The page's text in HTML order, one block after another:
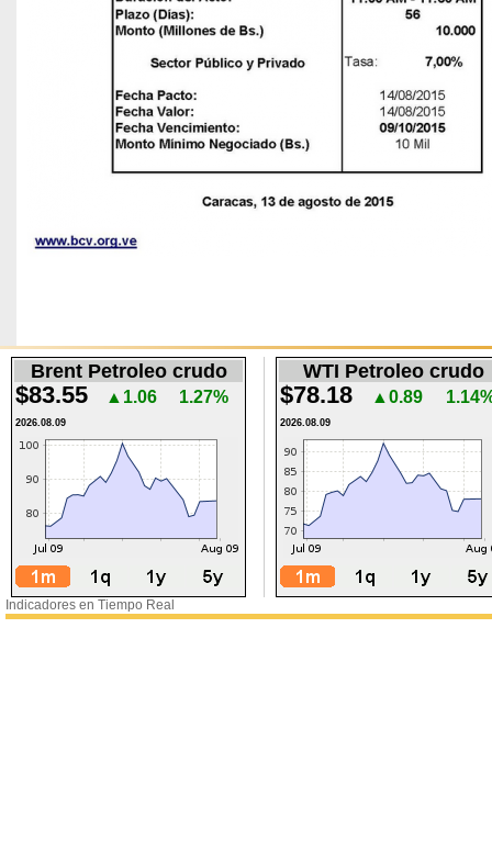
Brent Petroleo crudo
$83.55 ▲1.06 1.27%
2026.08.09
WTI Petroleo crudo
$78.18 ▲0.89
2026.08.09
Indicadores en Tiempo Real